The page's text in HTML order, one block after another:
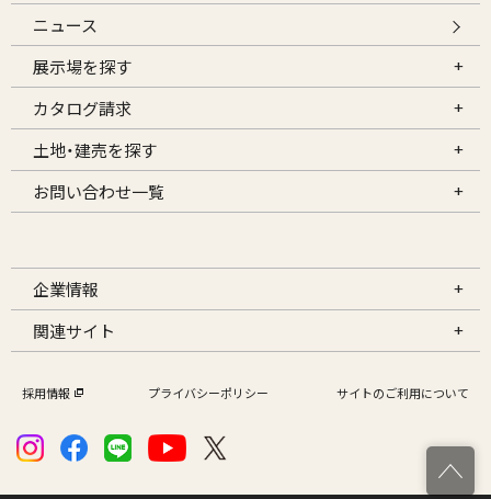
ニュース
展示場を探す
カタログ請求
土地・建売を探す
お問い合わせ一覧
企業情報
関連サイト
採用情報 プライバシーポリシー サイトのご利用について